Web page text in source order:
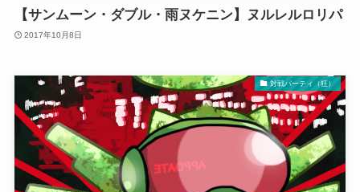
【サンムーン・ダブル・雨ヌケニン】ヌルレルロリパ
2017年10月8日
対戦パーティ（狂）